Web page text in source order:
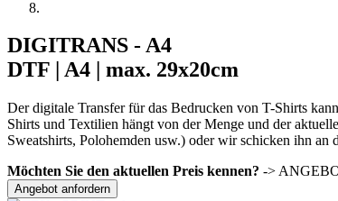
DIGITRANS - A4
DTF | A4 | max. 29x20cm
Der digitale Transfer für das Bedrucken von T-Shirts
Shirts und Textilien hängt von der Menge und der
Sweatshirts, Polohemden usw.) oder wir schicken ihn
Möchten Sie den aktuellen Preis kennen? ->
Angebot anfordern